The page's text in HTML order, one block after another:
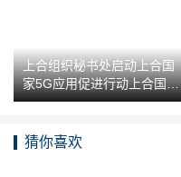
上合组织秘书处启动上合国
家5G应用促进行动上合国家
5G应用圆桌会盛大召开
猜你喜欢